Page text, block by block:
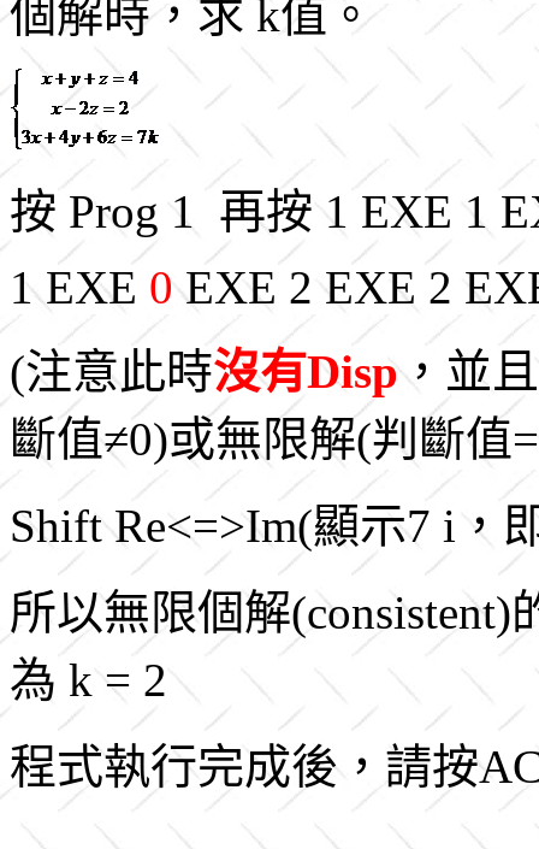
個解時，求 k值。
按 Prog 1 再按 1 EXE 1
1 EXE 0EXE 2 EXE 2
(注意此時沒有Disp，並
斷值≠0)或無限解(判斷值
Shift Re<=>Im(顯示7 i，
所以無限個解
為 k = 2
程式執行完成後，請按